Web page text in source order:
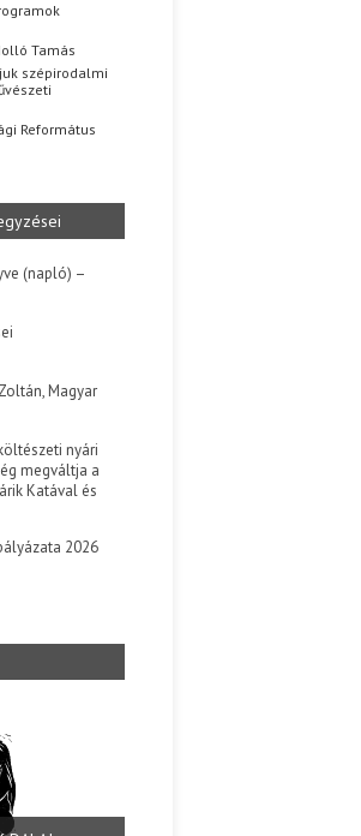
Tamás
szépirodalmi
Református
(napló) –
Magyar
nyári
megváltja a
Katával és
2026